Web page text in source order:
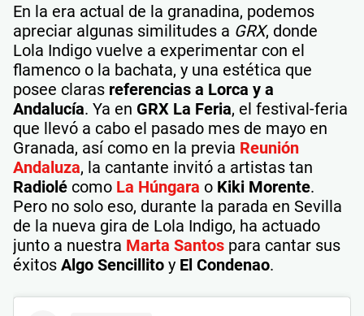
En la era actual de la granadina, podemos
apreciar algunas similitudes a GRX, donde
Lola Indigo vuelve a experimentar con el
flamenco o la bachata, y una estética que
posee claras referencias a Lorca y a
Andalucía. Ya en GRX La Feria, el festival-feria
que llevó a cabo el pasado mes de mayo en
Granada, así como en la previa Reunión
Andaluza, la cantante invitó a artistas tan
Radiolé como La Húngara o Kiki Morente.
Pero no solo eso, durante la parada en Sevilla
de la nueva gira de Lola Indigo, ha actuado
junto a nuestra Marta Santos para cantar sus
éxitos Algo Sencillito y El Condenao.